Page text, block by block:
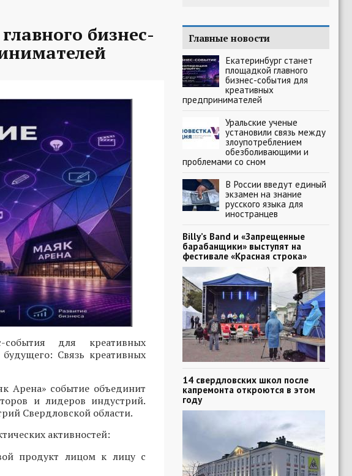
бизнес-
события для креативных
Связь креативных
Арена» событие объединит
и лидеров индустрий.
Свердловской области.
активностей:
продукт лицом к лицу с
Главные новости
Екатеринбург станет
площадкой главного
бизнес-события для
креативных
предпринимателей
Уральские ученые
установили связь между
злоупотреблением
обезболивающими и
проблемами со сном
В России введут единый
экзамен на знание
русского языка для
иностранцев
Billy’s Band и «Запрещенные
барабанщики» выступят на
фестивале «Красная строка»
14 свердловских школ после
капремонта откроются в этом
году